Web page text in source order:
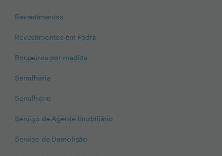
Revestimentos
Revestimentos em Pedra
Roupeiros por medida
Serralharia
Serralheiro
Serviço de Agente Imobiliário
Serviço de Demolição